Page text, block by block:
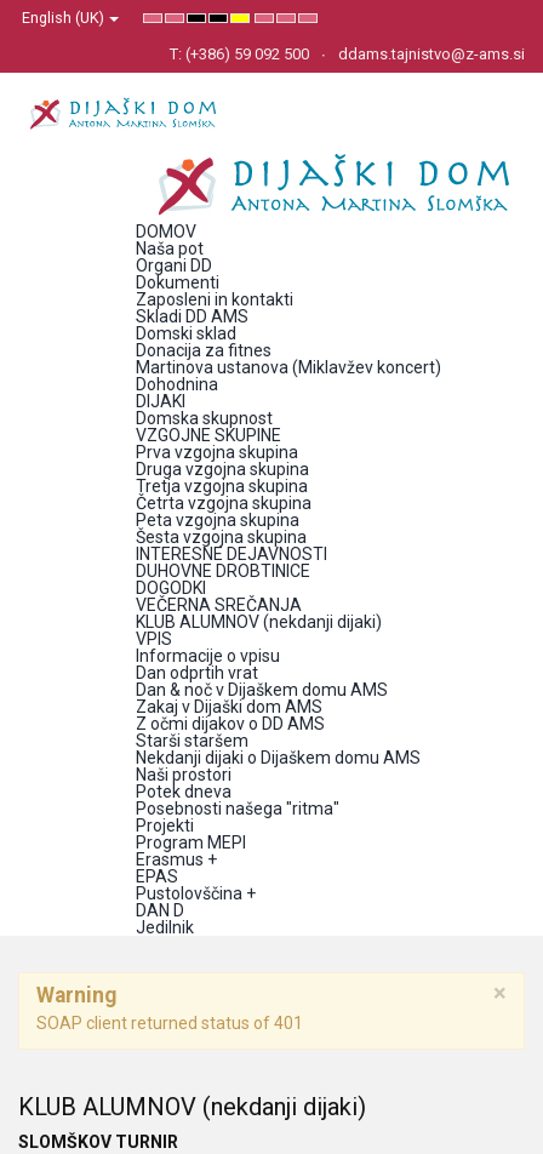
English (UK)
Default
NightHigh
Black
White
High
Black
Yellow
High
Yellow
Set
Font
Set
Font
Set
Font
T: (+386) 59 092 500 ddams.tajnistvo@z-ams.si
DOMOV
Naša pot
Organi DD
Dokumenti
Zaposleni in kontakti
Skladi DD AMS
Domski sklad
Donacija za fitnes
Martinova ustanova (Miklavžev koncert)
Dohodnina
DIJAKI
Domska skupnost
VZGOJNE SKUPINE
Prva vzgojna skupina
Druga vzgojna skupina
Tretja vzgojna skupina
Četrta vzgojna skupina
Peta vzgojna skupina
Šesta vzgojna skupina
INTERESNE DEJAVNOSTI
DUHOVNE DROBTINICE
DOGODKI
VEČERNA SREČANJA
KLUB ALUMNOV (nekdanji dijaki)
VPIS
Informacije o vpisu
Dan odprtih vrat
Dan & noč v Dijaškem domu AMS
Zakaj v Dijaški dom AMS
Z očmi dijakov o DD AMS
Starši staršem
Nekdanji dijaki o Dijaškem domu AMS
Naši prostori
Potek dneva
Posebnosti našega "ritma"
Projekti
Program MEPI
Erasmus +
EPAS
Pustolovščina +
DAN D
Jedilnik
×
Warning
SOAP client returned status of 401
KLUB ALUMNOV (nekdanji dijaki)
SLOMŠKOV TURNIR